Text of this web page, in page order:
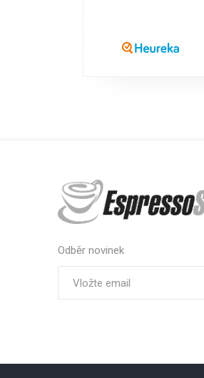
Odběr novinek